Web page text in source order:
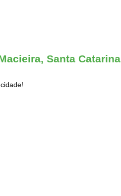
Santa Catarina